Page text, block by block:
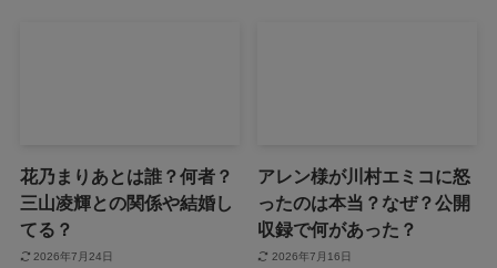
花乃まりあとは誰？何者？
三山凌輝との関係や結婚し
てる？
2026年7月24日
アレン様が川村エミコに怒
ったのは本当？なぜ？公開
収録で何があった？
2026年7月16日